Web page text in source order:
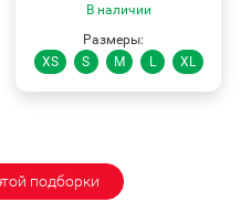
В наличии
Размеры:
XS
S M L XL
подборки